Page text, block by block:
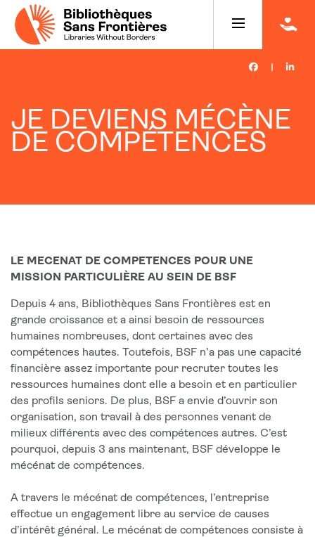
JE DEVIENS MÉCÈNE
DE COMPÉTENCES
LE MECENAT DE COMPETENCES POUR UNE
MISSION PARTICULIÈRE AU SEIN DE BSF
Depuis 4 ans, Bibliothèques Sans Frontières est en
grande croissance et a ainsi besoin de ressources
humaines nombreuses, dont certaines avec des
compétences hautes. Toutefois, BSF n’a pas une capacité
financière assez importante pour recruter toutes les
ressources humaines dont elle a besoin et en particulier
des profils seniors. De plus, BSF a envie d’ouvrir son
organisation, son travail à des personnes venant de
milieux différents avec des compétences autres. C’est
pourquoi, depuis 3 ans maintenant, BSF développe le
mécénat de compétences.
A travers le mécénat de compétences, l’entreprise
effectue un engagement libre au service de causes
d’intérêt général. Le mécénat de compétences consiste à